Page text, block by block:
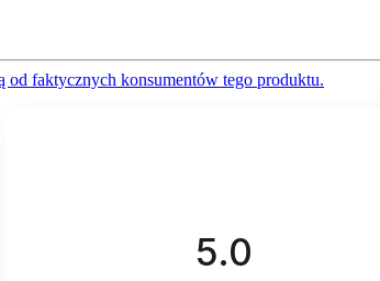
od faktycznych konsumentów tego produktu.
5.0